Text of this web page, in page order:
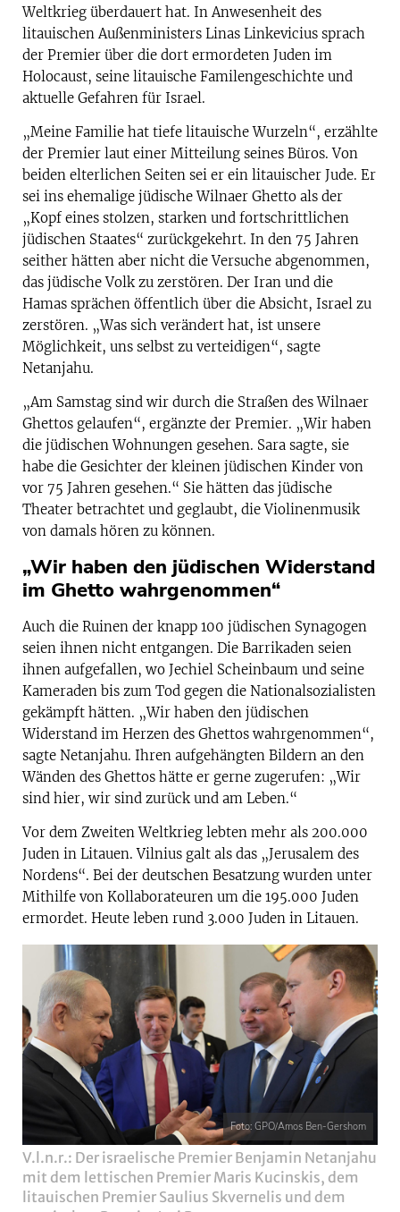
Weltkrieg überdauert hat. In Anwesenheit des
litauischen Außenministers Linas Linkevicius sprach
der Premier über die dort ermordeten Juden im
Holocaust, seine litauische Familengeschichte und
aktuelle Gefahren für Israel.
„Meine Familie hat tiefe litauische Wurzeln“, erzählte
der Premier laut einer Mitteilung seines Büros. Von
beiden elterlichen Seiten sei er ein litauischer Jude. Er
sei ins ehemalige jüdische Wilnaer Ghetto als der
„Kopf eines stolzen, starken und fortschrittlichen
jüdischen Staates“ zurückgekehrt. In den 75 Jahren
seither hätten aber nicht die Versuche abgenommen,
das jüdische Volk zu zerstören. Der Iran und die
Hamas sprächen öffentlich über die Absicht, Israel zu
zerstören. „Was sich verändert hat, ist unsere
Möglichkeit, uns selbst zu verteidigen“, sagte
Netanjahu.
„Am Samstag sind wir durch die Straßen des Wilnaer
Ghettos gelaufen“, ergänzte der Premier. „Wir haben
die jüdischen Wohnungen gesehen. Sara sagte, sie
habe die Gesichter der kleinen jüdischen Kinder von
vor 75 Jahren gesehen.“ Sie hätten das jüdische
Theater betrachtet und geglaubt, die Violinenmusik
von damals hören zu können.
„Wir haben den jüdischen Widerstand
im Ghetto wahrgenommen“
Auch die Ruinen der knapp 100 jüdischen Synagogen
seien ihnen nicht entgangen. Die Barrikaden seien
ihnen aufgefallen, wo Jechiel Scheinbaum und seine
Kameraden bis zum Tod gegen die Nationalsozialisten
gekämpft hätten. „Wir haben den jüdischen
Widerstand im Herzen des Ghettos wahrgenommen“,
sagte Netanjahu. Ihren aufgehängten Bildern an den
Wänden des Ghettos hätte er gerne zugerufen: „Wir
sind hier, wir sind zurück und am Leben.“
Vor dem Zweiten Weltkrieg lebten mehr als 200.000
Juden in Litauen. Vilnius galt als das „Jerusalem des
Nordens“. Bei der deutschen Besatzung wurden unter
Mithilfe von Kollaborateuren um die 195.000 Juden
ermordet. Heute leben rund 3.000 Juden in Litauen.
Foto: GPO/Amos Ben-Gershom
V.l.n.r.: Der israelische Premier Benjamin Netanjahu
mit dem lettischen Premier Maris Kucinskis, dem
litauischen Premier Saulius Skvernelis und dem